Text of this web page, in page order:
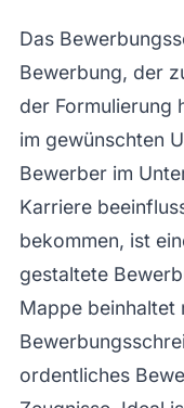
Das
Bewerbung, der
der Formulierung
im gewünschten
Bewerber im
Karriere
bekommen, ist
gestaltete
Mappe beinhaltet
ordentliches